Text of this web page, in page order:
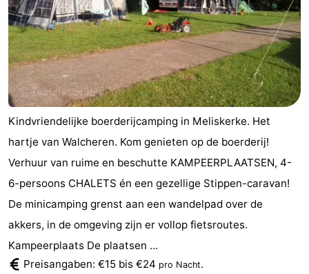
-
Spielplätze
-
Indoor-
Spielplätze
-
Bowling
Wellness-
Zentren
Dörfer
&
Städte
Natur
Führungen
Sport
-
Kindvriendelijke boerderijcamping in Meliskerke. Het
hartje van Walcheren. Kom genieten op de boerderij!
Verhuur van ruime en beschutte KAMPEERPLAATSEN, 4-
6-persoons CHALETS én een gezellige Stippen-caravan!
De minicamping grenst aan een wandelpad over de
akkers, in de omgeving zijn er vollop fietsroutes.
Kampeerplaats De plaatsen ...
Preisangaben: €15 bis €24 pro Nacht.